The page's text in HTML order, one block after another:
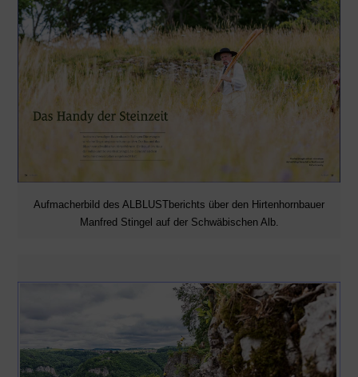
Aufmacherbild des ALBLUSTberichts über den Hirtenhornbauer
Manfred Stingel auf der Schwäbischen Alb.